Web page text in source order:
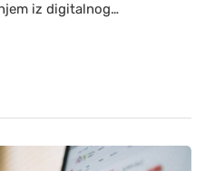
iz digitalnog…